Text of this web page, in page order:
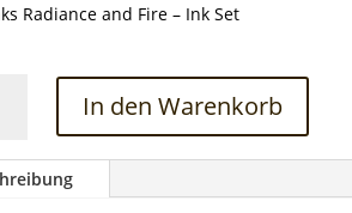
Radiance and Fire – Ink Set
In den Warenkorb